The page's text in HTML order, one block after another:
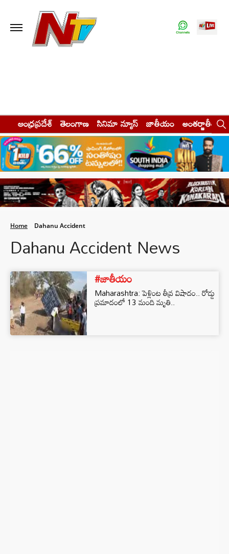
ఆంధ్రప్రదేశ్ తెలంగాణ సినిమా న్యూస్ జాతీయం అంతర్జాతీయం
Home Dahanu Accident
Dahanu Accident News
#జాతీయం
Maharashtra: పెళ్లింట తీవ్ర విషాదం.. రోడ్డు
ప్రమాదంలో 13 మంది మృతి..